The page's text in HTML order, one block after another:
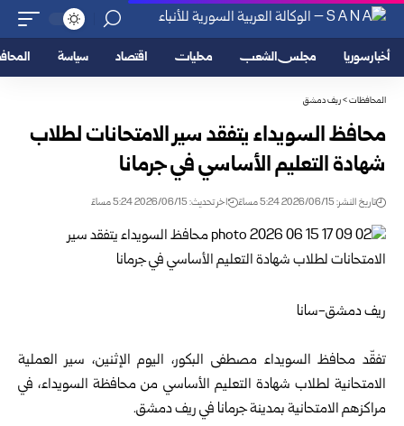
أخبار سوريا مجلس الشعب محليات اقتصاد سياسة
المحافظات>ريف دمشق
محافظ السويداء يتفقد سير الامتحانات لطلاب
شهادة التعليم الأساسي في جرمانا
تاريخ النشر: 2026/06/15 5:24 مساءً اخر تحديث: 2026/06/15 5:24 مساءً
ريف دمشق-سانا
تفقّد محافظ السويداء مصطفى البكور، اليوم الإثنين، سير العملية
الامتحانية لطلاب شهادة التعليم الأساسي من محافظة السويداء، في
مراكزهم الامتحانية بمدينة جرمانا في ريف دمشق.